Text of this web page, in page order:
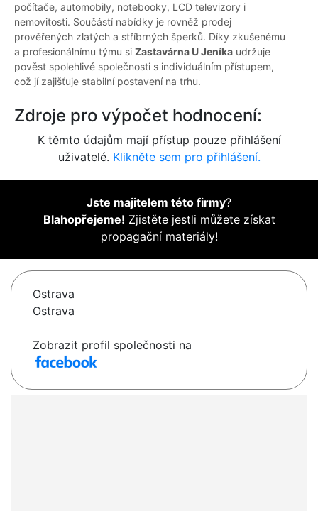
počítače, automobily, notebooky, LCD televizory i
nemovitosti. Součástí nabídky je rovněž prodej
prověřených zlatých a stříbrných šperků. Díky zkušenému
a profesionálnímu týmu si Zastavárna U Jeníka udržuje
pověst spolehlivé společnosti s individuálním přístupem,
což jí zajišťuje stabilní postavení na trhu.
Zdroje pro výpočet hodnocení:
K těmto údajům mají přístup pouze přihlášení
uživatelé. Klikněte sem pro přihlášení.
Jste majitelem této firmy?
Blahopřejeme! Zjistěte jestli můžete získat
propagační materiály!
Ostrava
Ostrava
Zobrazit profil společnosti na